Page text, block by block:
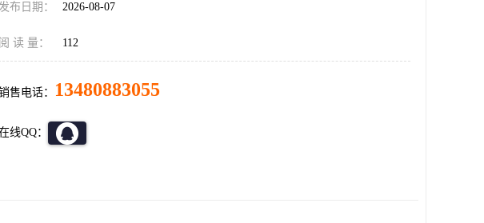
布日期： 2026-08-07
阅 读 量： 112
售电话： 13480883055
线QQ：